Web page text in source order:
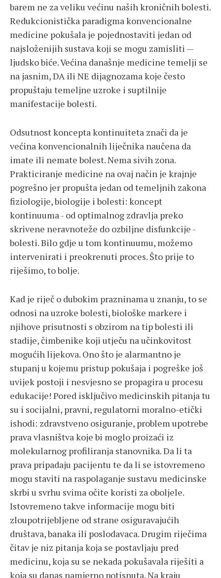
barem ne za veliku većinu naših kroničnih bolesti.
Redukcionistička paradigma konvencionalne
medicine pokušala je pojednostaviti jedan od
najsloženijih sustava koji se mogu zamisliti —
ljudsko biće. Većina današnje medicine temelji se
na jasnim, DA ili NE dijagnozama koje često
propuštaju temeljne uzroke i suptilnije
manifestacije bolesti.
Odsutnost koncepta kontinuiteta znači da je
većina konvencionalnih liječnika naučena da
imate ili nemate bolest. Nema sivih zona.
Prakticiranje medicine na ovaj način je krajnje
pogrešno jer propušta jedan od temeljnih zakona
fiziologije, biologije i bolesti: koncept
kontinuuma - od optimalnog zdravlja preko
skrivene neravnoteže do ozbiljne disfunkcije -
bolesti. Bilo gdje u tom kontinuumu, možemo
intervenirati i preokrenuti proces. Što prije to
riješimo, to bolje.
Kad je riječ o dubokim prazninama u znanju, to se
odnosi na uzroke bolesti, biološke markere i
njihove prisutnosti s obzirom na tip bolesti ili
stadije, čimbenike koji utječu na učinkovitost
mogućih lijekova. Ono što je alarmantno je
stupanj u kojemu pristup pokušaja i pogreške još
uvijek postoji i nesvjesno se propagira u procesu
edukacije! Pored isključivo medicinskih pitanja tu
su i socijalni, pravni, regulatorni moralno-etički
ishodi: zdravstveno osiguranje, problem upotrebe
prava vlasništva koje bi moglo proizaći iz
molekularnog profiliranja stanovnika. Da li ta
prava pripadaju pacijentu te da li se istovremeno
mogu staviti na raspolaganje sustavu medicinske
skrbi u svrhu svima očite koristi za oboljele.
Istovremeno takve informacije mogu biti
zloupotrijebljene od strane osiguravajućih
društava, banaka ili poslodavaca. Drugim riječima
čitav je niz pitanja koja se postavljaju pred
medicinu, koja su se nekada pokušavala riješiti a
koja su danas namjerno potisnuta. Na kraju